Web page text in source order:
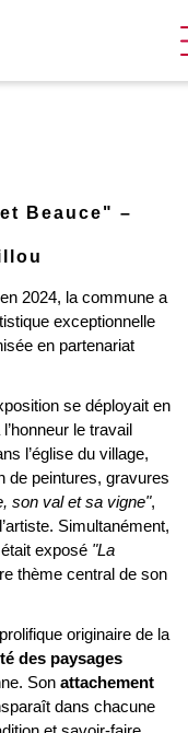
Beauce" –
2024, la commune a
exceptionnelle
en partenariat
se déployait en
le travail
l’église du village,
de peintures, gravures
son val et sa vigne",
Simultanément,
exposé "La
thème central de son
originaire de la
des paysages
Son attachement
dans chacune